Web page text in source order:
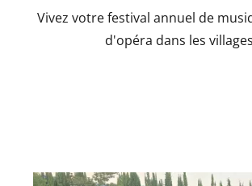
Vivez votre festival annuel de
d'opéra dans les